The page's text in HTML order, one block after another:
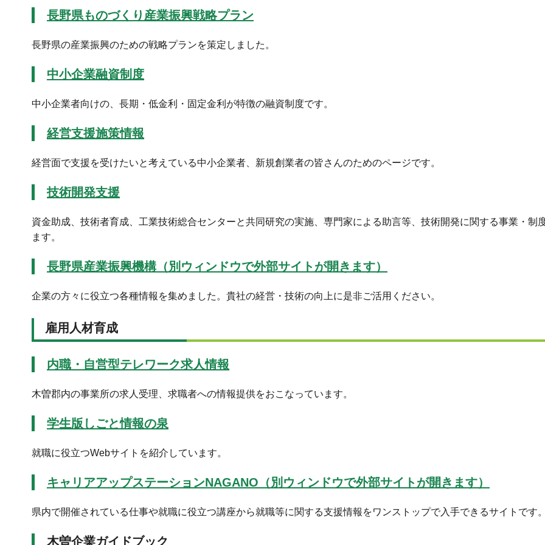
長野県ものづくり産業振興戦略プラン
長野県の産業振興のための戦略プランを策定しました。
中小企業融資制度
中小企業者向けの、長期・低金利・固定金利が特徴の融資制度です。
経営支援施策情報
経営面で支援を受けたいと考えている中小企業者、新規創業者の皆さんのためのページです。
技術開発支援
資金助成、技術者育成、工業技術総合センターと共同研究の実施、専門家による助言等、技術開発に関する事業・制
ます。
長野県産業振興機構（別ウィンドウで外部サイトが開きます）
企業の方々に役立つ各種情報を集めました。貴社の経営・技術の向上に是非ご活用ください。
雇用人材育成
内職・自営型テレワーク求人情報
木曽郡内の事業所の求人受理、求職者への情報提供をおこなっています。
学生版しごと情報の泉
就職に役立つWebサイトを紹介しています。
キャリアアップステーションNAGANO（別ウィンドウで外部サイトが開きます）
県内で開催されている仕事や就職に役立つ講座から就職等に関する支援情報をワンストップで入手できるサイトです。
木曽企業ガイドブック